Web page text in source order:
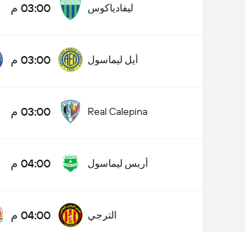
ليفادياكوس 03:00 م
أيل ليماسول 03:00 م
Real Calepina 03:00 م
أريس ليماسول 04:00 م
الترجي 04:00 م